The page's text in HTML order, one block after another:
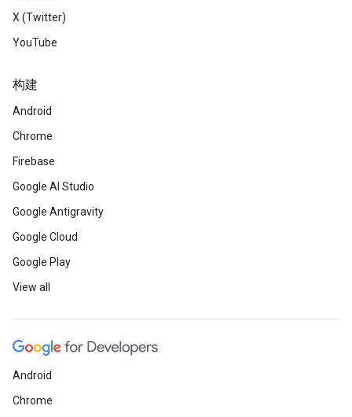
X (Twitter)
YouTube
构建
Android
Chrome
Firebase
Google AI Studio
Google Antigravity
Google Cloud
Google Play
View all
Android
Chrome